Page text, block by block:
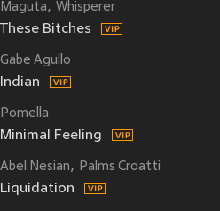
Maguta Whisperer
These Bitches
Gabe Agullo
Indian
Pomella
Minimal Feeling
Abel Nesian Palms Croatti
Liquidation